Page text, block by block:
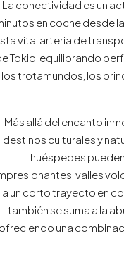
La conectividad es un
en coche desde
vital arteria de
Tokio, equilibrando
los trotamundos, los
Más allá del encanto
destinos culturales y
huéspedes
valles
a un corto trayecto en
también se suma a la
ofreciendo una